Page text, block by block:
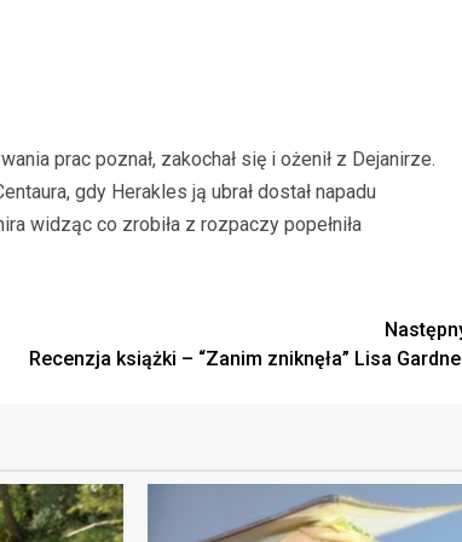
prac poznał, zakochał się i ożenił z Dejanirze.
gdy Herakles ją ubrał dostał napadu
widząc co zrobiła z rozpaczy popełniła
Recenzja książki – “Zanim zniknęła” Lisa